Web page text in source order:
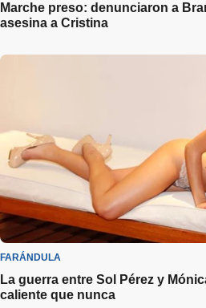
Marche preso: denunciaron a
asesina a Cristina
FARÁNDULA
La guerra entre Sol Pérez y
caliente que nunca